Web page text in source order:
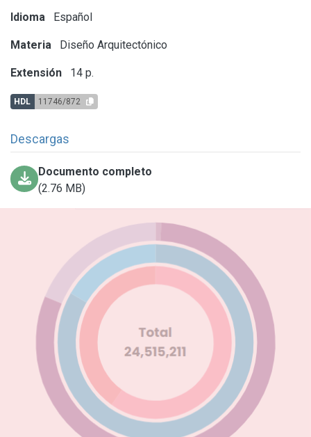
Idioma Español
Materia Diseño Arquitectónico
Extensión 14 p.
HDL 11746/872
Descargas
Documento completo
(2.76 MB)